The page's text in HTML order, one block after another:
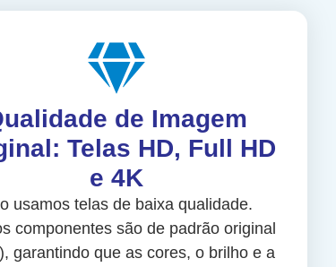
de Imagem
Telas HD, Full HD
e 4K
usamos telas de baixa qualidade.
componentes são de padrão original
garantindo que as cores, o brilho e a